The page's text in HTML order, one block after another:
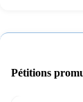
Pétitions